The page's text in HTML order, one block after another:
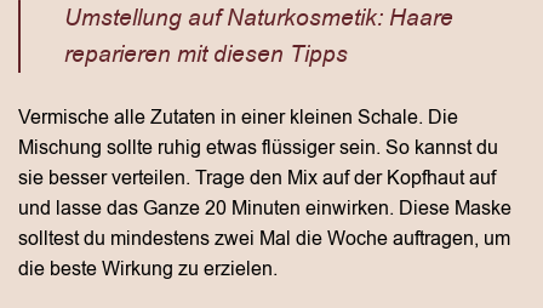
Umstellung auf Naturkosmetik: Haare
reparieren mit diesen Tipps
Vermische alle Zutaten in einer kleinen Schale. Die
Mischung sollte ruhig etwas flüssiger sein. So kannst du
sie besser verteilen. Trage den Mix auf der Kopfhaut auf
und lasse das Ganze 20 Minuten einwirken. Diese Maske
solltest du mindestens zwei Mal die Woche auftragen, um
die beste Wirkung zu erzielen.